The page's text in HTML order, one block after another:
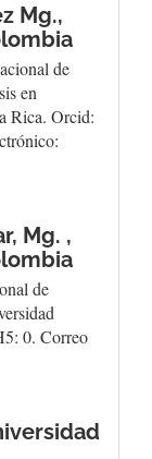
Mg.,
de
en
Rica. Orcid:
Mg. ,
de
0. Correo